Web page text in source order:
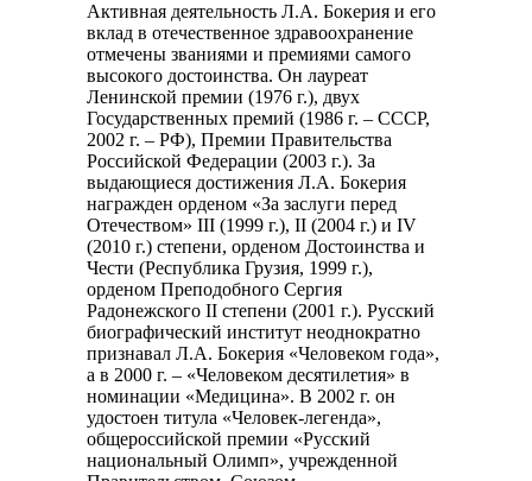
Активная деятельность Л.А. Бокерия и его
вклад в отечественное здравоохранение
отмечены званиями и премиями самого
высокого достоинства. Он лауреат
Ленинской премии (1976 г.), двух
Государственных премий (1986 г. – СССР,
2002 г. – РФ), Премии Правительства
Российской Федерации (2003 г.). За
выдающиеся достижения Л.А. Бокерия
награжден орденом «За заслуги перед
Отечеством» III (1999 г.), II (2004 г.) и IV
(2010 г.) степени, орденом Достоинства и
Чести (Республика Грузия, 1999 г.),
орденом Преподобного Сергия
Радонежского II степени (2001 г.). Русский
биографический институт неоднократно
признавал Л.А. Бокерия «Человеком года»,
а в 2000 г. – «Человеком десятилетия» в
номинации «Медицина». В 2002 г. он
удостоен титула «Человек-легенда»,
общероссийской премии «Русский
национальный Олимп», учрежденной